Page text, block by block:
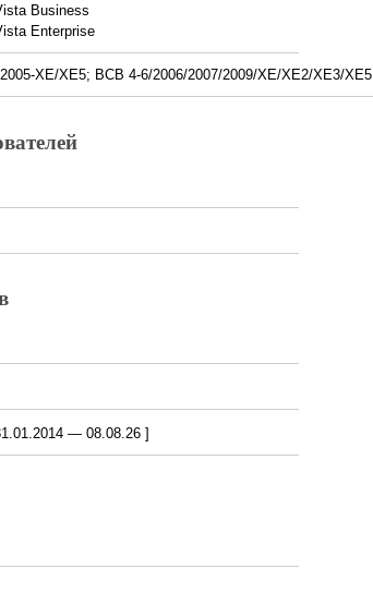
Business
Enterprise
XE/XE5; BCB 4-6/2006/2007/2009/XE/XE2/XE3/XE5
— 08.08.26 ]